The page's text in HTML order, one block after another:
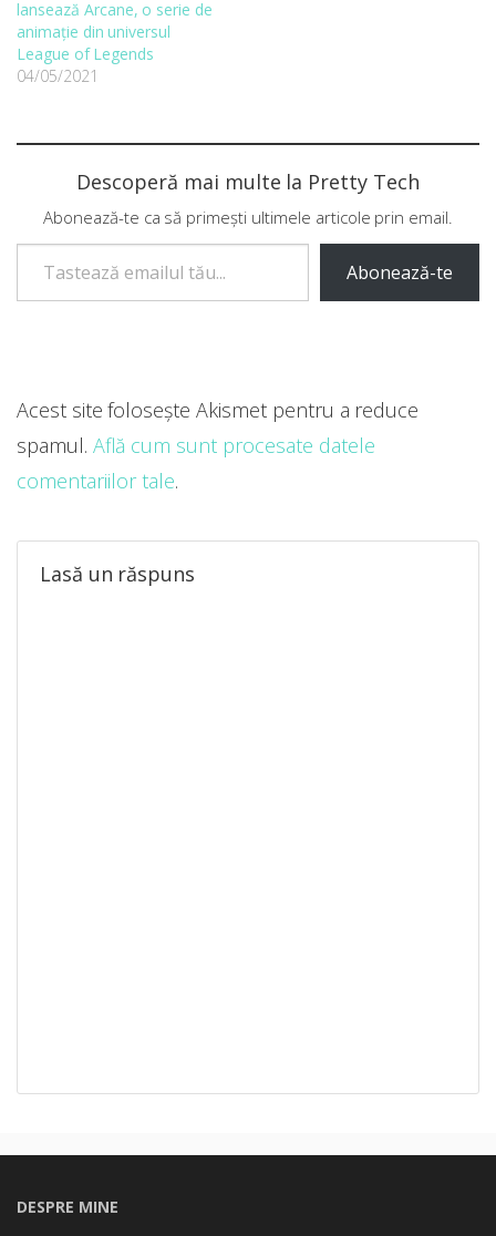
lansează Arcane, o serie de
animație din universul
League of Legends
04/05/2021
Descoperă mai multe la Pretty Tech
Abonează-te ca să primești ultimele articole prin email.
Tastează emailul tău...
Abonează-te
Lasă un răspuns
Acest site folosește Akismet pentru a reduce
spamul. Află cum sunt procesate datele
comentariilor tale.
DESPRE MINE